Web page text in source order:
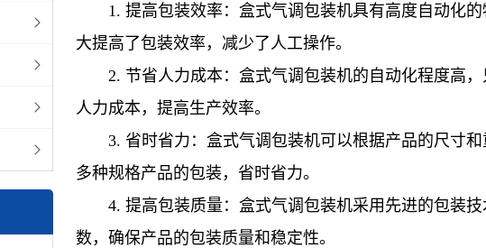
1. 提高包装效率：盒式气调包装机具有高度自动化
大提高了包装效率，减少了人工操作。
2. 节省人力成本：盒式气调包装机的自动化程度高
人力成本，提高生产效率。
3. 省时省力：盒式气调包装机可以根据产品的尺寸
多种规格产品的包装，省时省力。
4. 提高包装质量：盒式气调包装机采用先进的包装
数，确保产品的包装质量和稳定性。